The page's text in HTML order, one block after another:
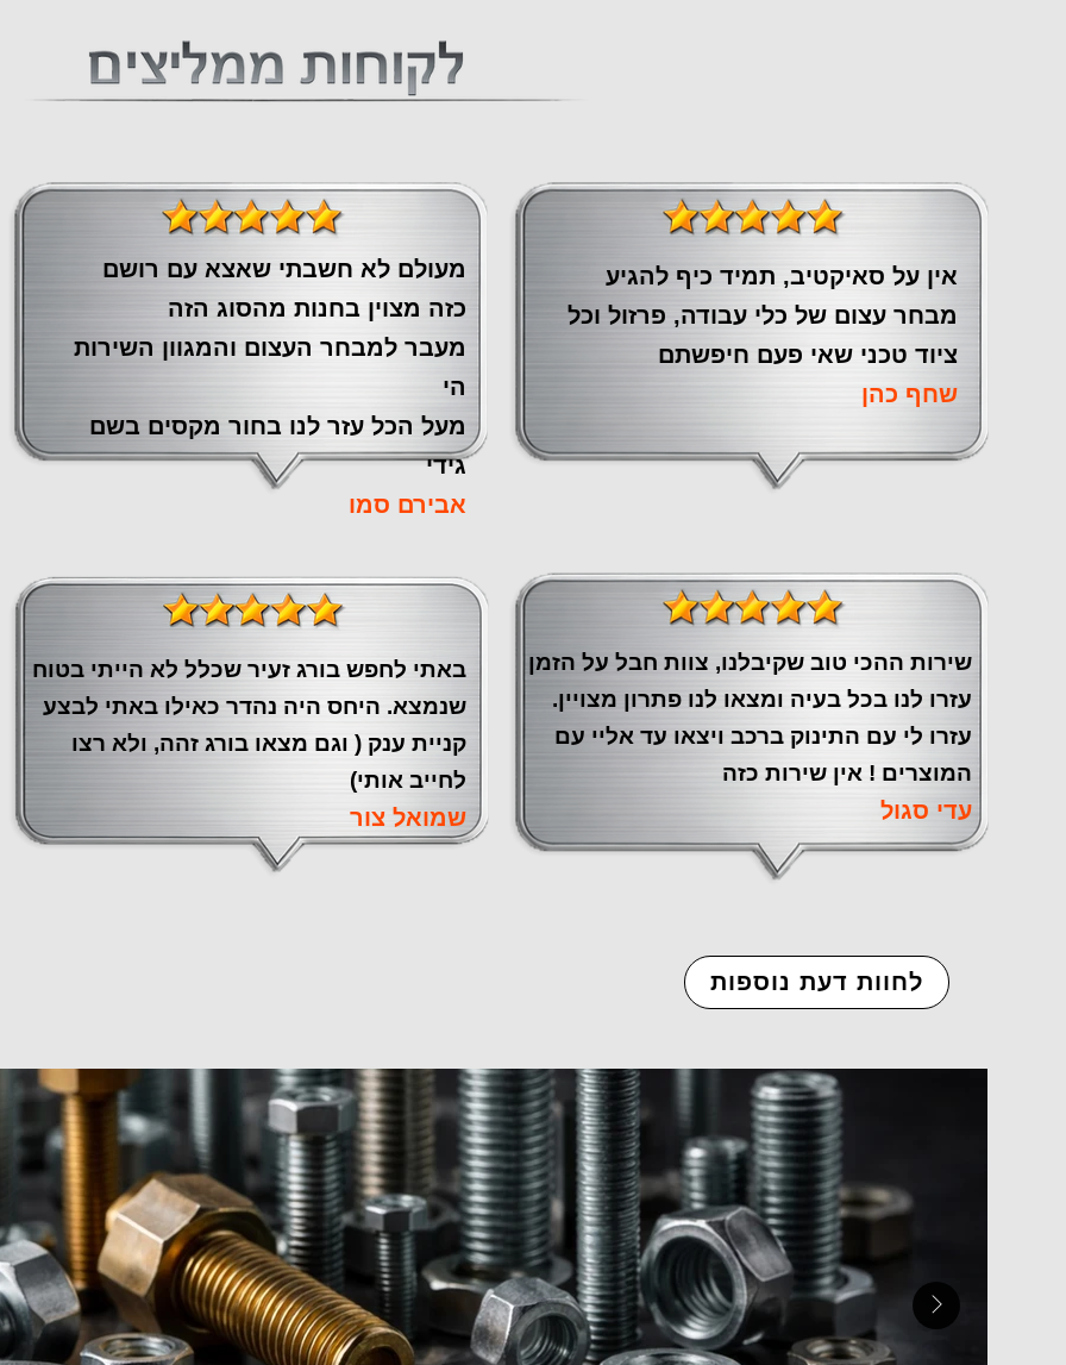
מעולם לא חשבתי שאצא עם רושם
כזה מצוין ‏בחנות מהסוג הזה
‏מעבר ‏למבחר העצום והמגוון השירות
הי
מעל הכל עזר לנו ‏בחור מקסים בשם
גידי
אבירם סמו
אין על סאיקטיב, תמיד כיף להגיע
מבחר עצום של כלי עבודה, פרזול וכל
ציוד טכני שאי פעם חיפשתם
שחף כהן
שירות ההכי טוב שקיבלנו, צוות חבל על הזמן
עזרו לנו בכל בעיה ומצאו לנו פתרון מצויין.
עזרו לי עם התינוק ברכב ויצאו עד אליי עם
המוצרים ! אין שירות כזה
עדי סגול
באתי לחפש בורג זעיר שכלל לא הייתי בטוח
שנמצא. היחס היה נהדר כאילו באתי לבצע
קניית ענק ( וגם מצאו בורג זהה, ולא רצו
לחייב אותי)
שמואל צור
לחוות דעת נוספות